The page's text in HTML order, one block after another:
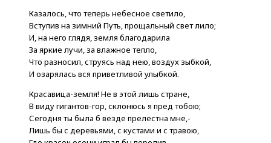
Казалось, что теперь небесное светило,
Вступив на зимний Путь, прощальный свет лило;
И, на него глядя, земля благодарила
За яркие лучи, за влажное тепло,
Что разносил, струясь над нею, воздух зыбкой,
И озарялась вся приветливой улыбкой.
Красавица-земля! Не в этой лишь стране,
В виду гигантов-гор, склонюсь я пред тобою;
Сегодня ты была б везде прелестна мне,-
Лишь бы с деревьями, с кустами и с травою,